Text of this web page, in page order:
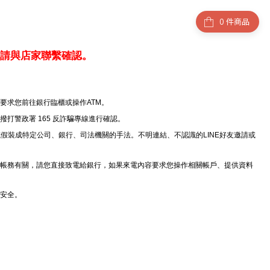
件商品
與店家聯繫確認。
您前往銀行臨櫃或操作ATM。
打警政署 165 反詐騙專線進行確認。
裝成特定公司、銀行、司法機關的手法。不明連結、不認識的LINE好友邀請或
務有關，請您直接致電給銀行，如果來電內容要求您操作相關帳戶、提供資料
全。